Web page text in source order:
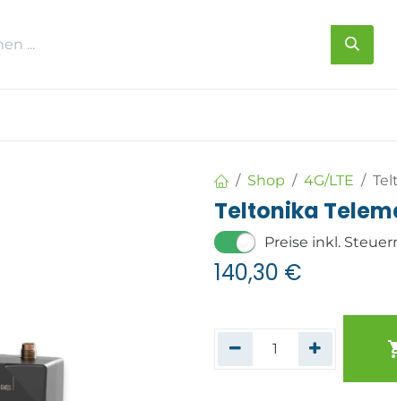
Shop 4G/LTE
Teltonika
Preise inkl.
140,30 €